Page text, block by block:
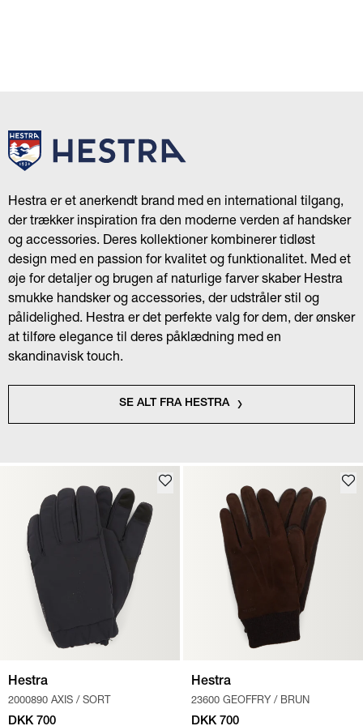
Hestra er et anerkendt brand med en international tilgang,
der trækker inspiration fra den moderne verden af handsker
og accessories. Deres kollektioner kombinerer tidløst
design med en passion for kvalitet og funktionalitet. Med et
øje for detaljer og brugen af naturlige farver skaber Hestra
smukke handsker og accessories, der udstråler stil og
pålidelighed. Hestra er det perfekte valg for dem, der ønsker
at tilføre elegance til deres påklædning med en
skandinavisk touch.
SE ALT FRA HESTRA
Hestra
2000890 AXIS / SORT
DKK 700
Hestra
23600 GEOFFRY / BRUN
DKK 700